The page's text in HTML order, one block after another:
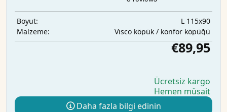
Boyut:
L 115x90
Malzeme:
Visco köpük / konfor köpüğü
€89,95
Ücretsiz kargo
Hemen müsait
Daha fazla bilgi edinin